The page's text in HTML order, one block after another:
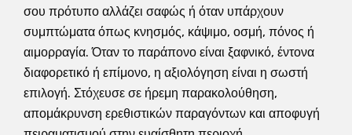
σου πρότυπο αλλάζει σαφώς ή όταν υπάρχουν
συμπτώματα όπως κνησμός, κάψιμο, οσμή, πόνος ή
αιμορραγία. Όταν το παράπονο είναι ξαφνικό, έντονα
διαφορετικό ή επίμονο, η αξιολόγηση είναι η σωστή
επιλογή. Στόχευσε σε ήρεμη παρακολούθηση,
απομάκρυνση ερεθιστικών παραγόντων και αποφυγή